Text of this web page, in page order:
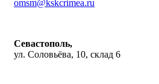
omsm@kskcrimea.ru
Севастополь,
ул. Соловьёва, 10, склад 6